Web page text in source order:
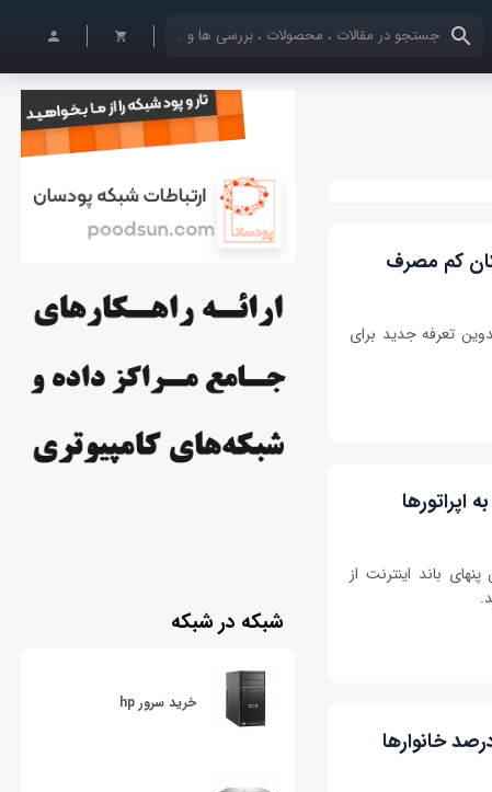
کلمات کلیدی خود را وارد کنید
کم مصرف
تعرفه جدید برای
باند اینترنت از
شبکه در شبکه
خرید سرور hp